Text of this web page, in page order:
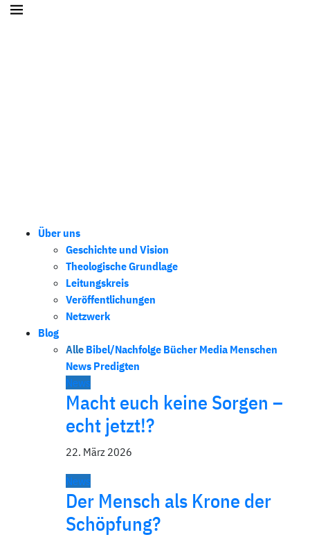
Über uns
Geschichte und Vision
Theologische Grundlage
Leitungskreis
Veröffentlichungen
Netzwerk
Blog
Alle Bibel/Nachfolge Bücher Media Menschen
News Predigten
News
Macht euch keine Sorgen –
echt jetzt!?
22. März 2026
News
Der Mensch als Krone der
Schöpfung?